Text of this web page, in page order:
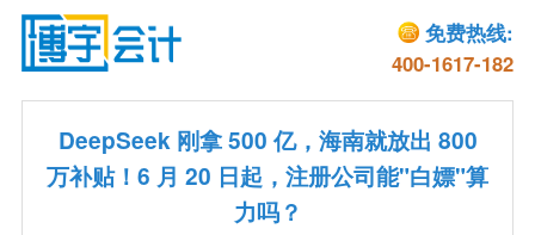
免费热线:
400-1617-182
DeepSeek 刚拿 500 亿，海南就放出 800
万补贴！6 月 20 日起，注册公司能"白嫖"算
力吗？